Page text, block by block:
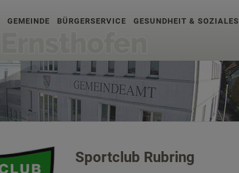
GEMEINDE BÜRGERSERVICE GESUNDHEIT & SOZIALES
Sportclub Rubring